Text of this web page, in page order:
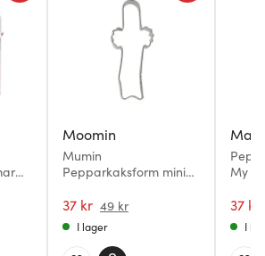
Moomin
Mumin
Pepparkaksform mini
37 kr 49 kr
I lager
My
37 kr
I